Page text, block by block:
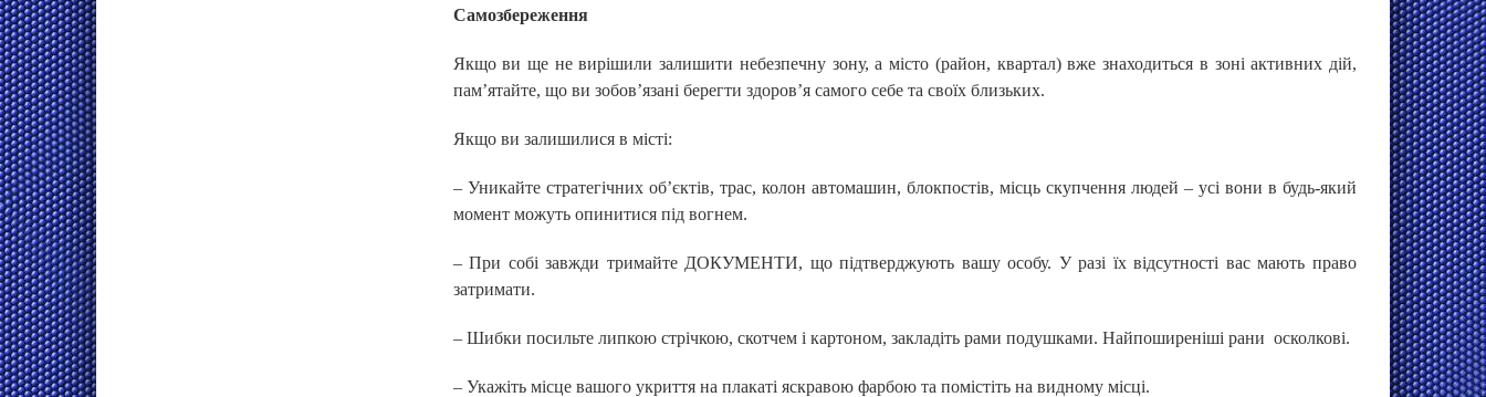
Самозбереження
Якщо ви ще не вирішили залишити небезпечну зону, а місто (район, квартал) вже знаходиться в зоні активних дій,
пам’ятайте, що ви зобов’язані берегти здоров’я самого себе та своїх близьких.
Якщо ви залишилися в місті:
– Уникайте стратегічних об’єктів, трас, колон автомашин, блокпостів, місць скупчення людей – усі вони в будь-який
момент можуть опинитися під вогнем.
– При собі завжди тримайте ДОКУМЕНТИ, що підтверджують вашу особу. У разі їх відсутності вас мають право
затримати.
– Шибки посильте липкою стрічкою, скотчем і картоном, закладіть рами подушками. Найпоширеніші рани осколкові.
– Укажіть місце вашого укриття на плакаті яскравою фарбою та помістіть на видному місці.